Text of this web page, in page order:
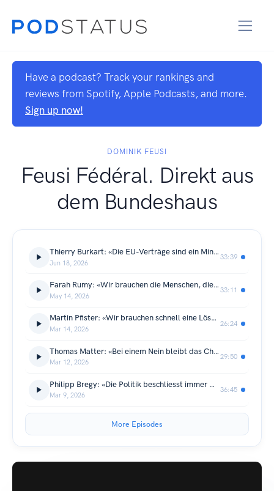
Have a podcast? Track your rankings and
reviews from Spotify, Apple Podcasts, and more.
Sign up now!
DOMINIK FEUSI
Feusi Fédéral. Direkt aus
dem Bundeshaus
Thierry Burkart: «Die EU-Verträge sind ein Mini-Beitritt», Feusi Fédéral, Ep. 186
Jun 18, 2026
33:39
Farah Rumy: «Wir brauchen die Menschen, die hierher kommen», Feusi Fédéral, Ep. 185
May 14, 2026
33:11
Martin Pfister: «Wir brauchen schnell eine Lösung», Feusi Fédéral, Ep. 184
Mar 14, 2026
26:24
Thomas Matter: «Bei einem Nein bleibt das Chaos bestehen», Feusi Fédéral, Ep. 183
Mar 12, 2026
29:50
Philipp Bregy: «Die Politik beschliesst immer mehr Aufgaben», Feusi Fédéral, Ep. 182
Mar 9, 2026
36:45
More Episodes